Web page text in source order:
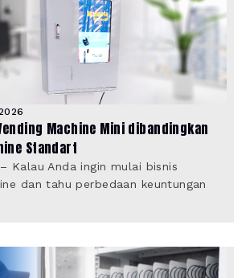
Machine Mini dibandingkan
Standart
Kalau Anda ingin mulai bisnis
dan tahu perbedaan keuntungan